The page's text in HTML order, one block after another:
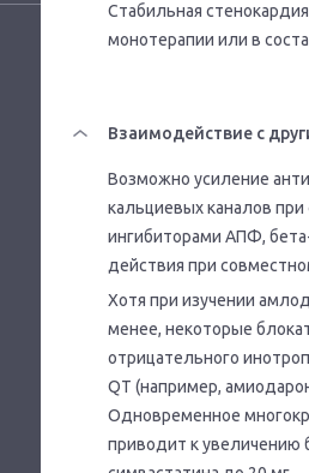
Стабильная
монотерапии или в
Взаимодействие с
Возможно усиление
кальциевых каналов
ингибиторами АПФ,
действия при
Хотя при изучении
менее, некоторые
отрицательного
QT (например,
Одновременное
приводит к увеличению